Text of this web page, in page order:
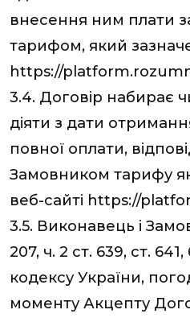
внесення ним плати
тарифом, який
https://
3.4. Договір набирає
діяти з дати
повної оплати,
Замовником тарифу
веб-сайті https://
3.5. Виконавець і
207, ч. 2 ст. 639, ст.
кодексу України,
моменту Акцепту